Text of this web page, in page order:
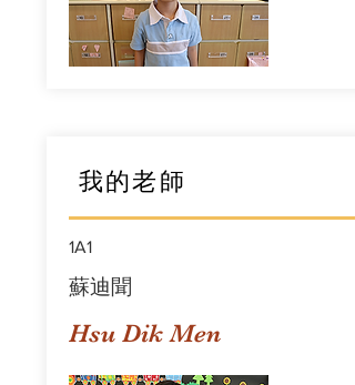
我的老師
1A1
蘇迪聞
Hsu Dik Men